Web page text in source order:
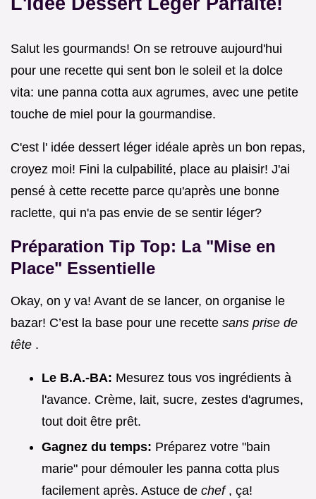
Salut les gourmands! On se retrouve aujourd'hui
pour une recette qui sent bon le soleil et la dolce
vita: une panna cotta aux agrumes, avec une petite
touche de miel pour la gourmandise.
C'est l' idée dessert léger idéale après un bon repas,
croyez moi! Fini la culpabilité, place au plaisir! J'ai
pensé à cette recette parce qu'après une bonne
raclette, qui n'a pas envie de se sentir léger?
Préparation Tip Top: La "Mise en
Place" Essentielle
Okay, on y va! Avant de se lancer, on organise le
bazar! C’est la base pour une recette sans prise de
tête .
Le B.A.-BA: Mesurez tous vos ingrédients à
l'avance. Crème, lait, sucre, zestes d'agrumes,
tout doit être prêt.
Gagnez du temps: Préparez votre "bain
marie" pour démouler les panna cotta plus
facilement après. Astuce de chef , ça!